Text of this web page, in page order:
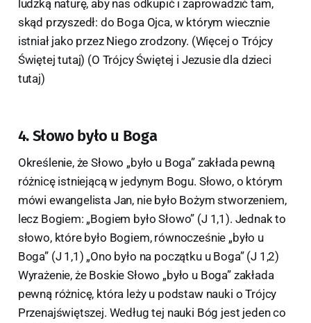
ludzką naturę, aby nas odkupić i zaprowadzić tam,
skąd przyszedł: do Boga Ojca, w którym wiecznie
istniał jako przez Niego zrodzony. (Więcej o Trójcy
Świętej tutaj) (O Trójcy Świętej i Jezusie dla dzieci
tutaj)
4. Słowo było u Boga
Określenie, że Słowo „było u Boga” zakłada pewną
różnicę istniejącą w jedynym Bogu. Słowo, o którym
mówi ewangelista Jan, nie było Bożym stworzeniem,
lecz Bogiem: „Bogiem było Słowo” (J 1,1). Jednak to
słowo, które było Bogiem, równocześnie „było u
Boga” (J 1,1) „Ono było na początku u Boga” (J 1,2)
Wyrażenie, że Boskie Słowo „było u Boga” zakłada
pewną różnicę, która leży u podstaw nauki o Trójcy
Przenajświętszej. Według tej nauki Bóg jest jeden co